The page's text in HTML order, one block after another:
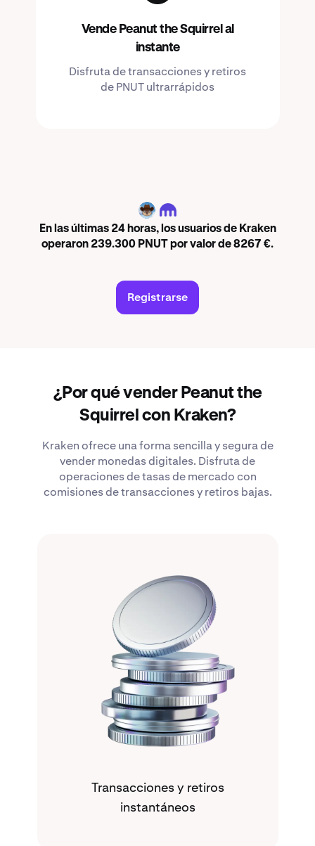
Vende Peanut the Squirrel al
instante
Disfruta de transacciones y retiros
de PNUT ultrarrápidos
PNUT
En las últimas 24 horas, los usuarios de Kraken
operaron 239.300 PNUT por valor de 8267 €.
Registrarse
¿Por qué vender Peanut the
Squirrel con Kraken?
Kraken ofrece una forma sencilla y segura de
vender monedas digitales. Disfruta de
operaciones de tasas de mercado con
comisiones de transacciones y retiros bajas.
Transacciones y retiros
instantáneos